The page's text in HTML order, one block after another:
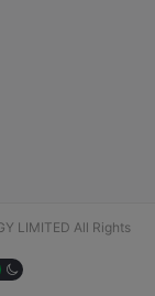
LIMITED All Rights